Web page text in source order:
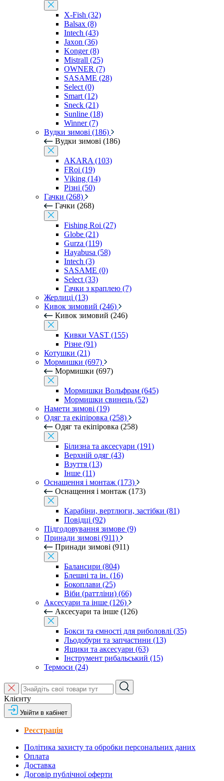
X-Fish (32)
Balsax (8)
Intech (43)
Jaxon (36)
Konger (8)
Mistrall (25)
OWNER (7)
SASAME (28)
Select (0)
Smart (12)
Sneck (21)
Sunline (18)
Winner (7)
Вудки зимові (186)
Вудки зимові (186)
AKARA (103)
FRoi (19)
Viking (14)
Різні (50)
Гачки (268)
Гачки (268)
Fishing Roi (27)
Globe (21)
Gurza (119)
Hayabusa (58)
Intech (3)
SASAME (0)
Select (33)
Гачки з краплею (7)
Жерлиці (13)
Кивок зимовий (246)
Кивок зимовий (246)
Кивки VAST (155)
Різне (91)
Котушки (21)
Мормишки (697)
Мормишки (697)
Мормишки Вольфрам (645)
Мормишки свинець (52)
Намети зимові (19)
Одяг та екіпіровка (258)
Одяг та екіпіровка (258)
Білизна та аксесуари (191)
Верхній одяг (43)
Взуття (13)
Інше (11)
Оснащення і монтаж (173)
Оснащення і монтаж (173)
Карабіни, вертлюги, застібки (81)
Повідці (92)
Підгодовування зимове (9)
Принади зимові (911)
Принади зимові (911)
Балансири (804)
Блешні та ін. (16)
Бокоплави (25)
Віби (раттліни) (66)
Аксесуари та інше (126)
Аксесуари та інше (126)
Бокси та ємності для риболовлі (35)
Льодобури та запчастини (13)
Ящики та аксесуари (63)
Інструмент рибальський (15)
Термоси (24)
Клієнту
Увійти в кабінет
Реєстрація
Політика захисту та обробки персональних даних
Оплата
Доставка
Договір публічної оферти